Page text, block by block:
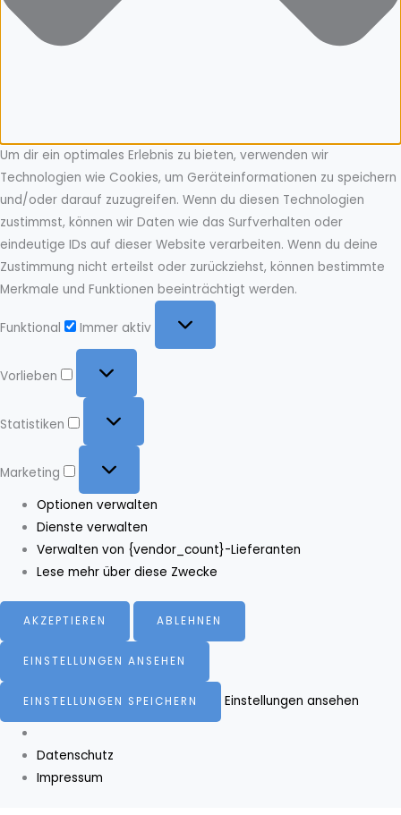
Um dir ein optimales Erlebnis zu bieten, verwenden wir
Technologien wie Cookies, um Geräteinformationen zu speichern
und/oder darauf zuzugreifen. Wenn du diesen Technologien
zustimmst, können wir Daten wie das Surfverhalten oder
eindeutige IDs auf dieser Website verarbeiten. Wenn du deine
Zustimmung nicht erteilst oder zurückziehst, können bestimmte
Merkmale und Funktionen beeinträchtigt werden.
Funktional
Immer aktiv
Vorlieben
Statistiken
Marketing
Optionen verwalten
Dienste verwalten
Verwalten von {vendor_count}-Lieferanten
Lese mehr über diese Zwecke
AKZEPTIEREN ABLEHNEN
EINSTELLUNGEN ANSEHEN
EINSTELLUNGEN SPEICHERN Einstellungen ansehen
Datenschutz
Impressum